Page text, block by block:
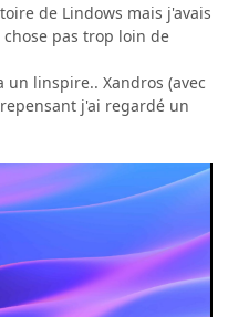
de Lindows mais j'avais
pas trop loin de
un linspire.. Xandros (avec
j'ai regardé un